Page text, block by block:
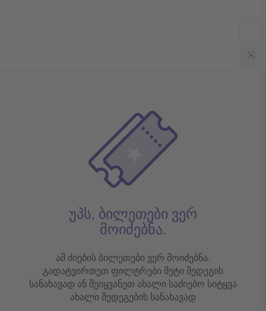
უპს, ბილეთები ვერ
მოიძებნა.
ამ ძიების ბილეთები ვერ მოიძებნა.
გადატვირთეთ ფილტრები მეტი შედეგის
სანახავად ან შეიყვანეთ ახალი საძიებო სიტყვა
ახალი შედეგების სანახავად